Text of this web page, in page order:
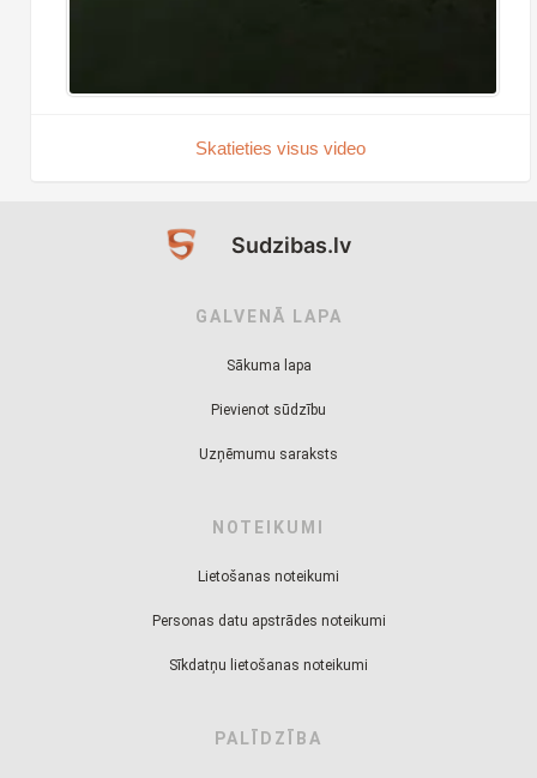
Skatieties visus video
Sudzibas.lv
GALVENĀ LAPA
Sākuma lapa
Pievienot sūdzību
Uzņēmumu saraksts
NOTEIKUMI
Lietošanas noteikumi
Personas datu apstrādes noteikumi
Sīkdatņu lietošanas noteikumi
PALĪDZĪBA